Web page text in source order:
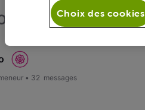
Téléphonie
• 32 messages
Choix des cookies